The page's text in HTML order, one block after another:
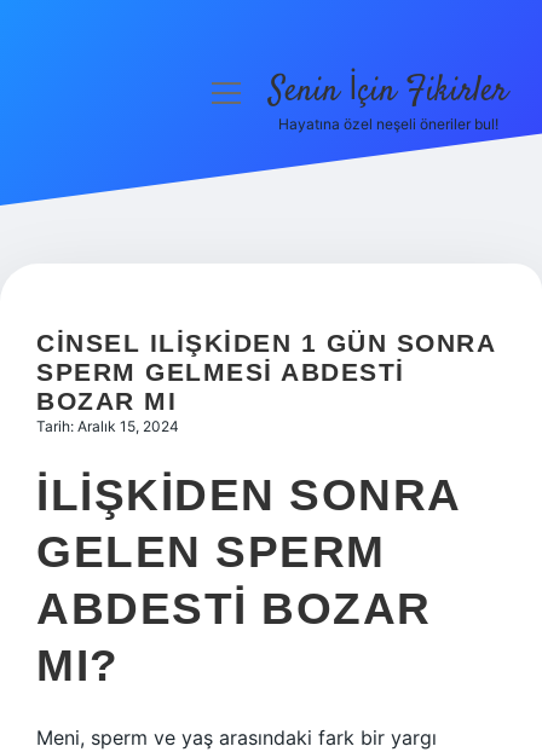
Hakkımızda
menüyüSenin İçin Fikirler
Hayatına özel neşeli öneriler bul!
CINSEL ILIŞKIDEN 1 GÜN SONRA
SPERM GELMESI ABDESTI
BOZAR MI
Tarih: Aralık 15, 2024
İLIŞKIDEN SONRA
GELEN SPERM
ABDESTI BOZAR
MI?
Meni, sperm ve yaş arasındaki fark bir yargı